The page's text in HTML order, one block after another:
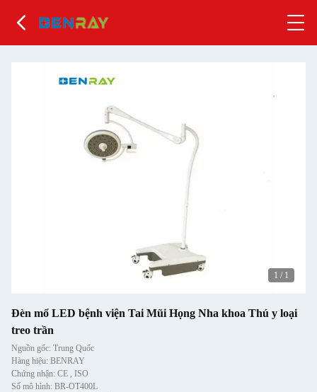
1 / 1
Đèn mổ LED bệnh viện Tai Mũi Họng Nha khoa Thú y loại
treo trần
Nguồn gốc: Trung Quốc
Hàng hiệu: BENRAY
Chứng nhận: CE , ISO
Số mô hình: BR-OT400L